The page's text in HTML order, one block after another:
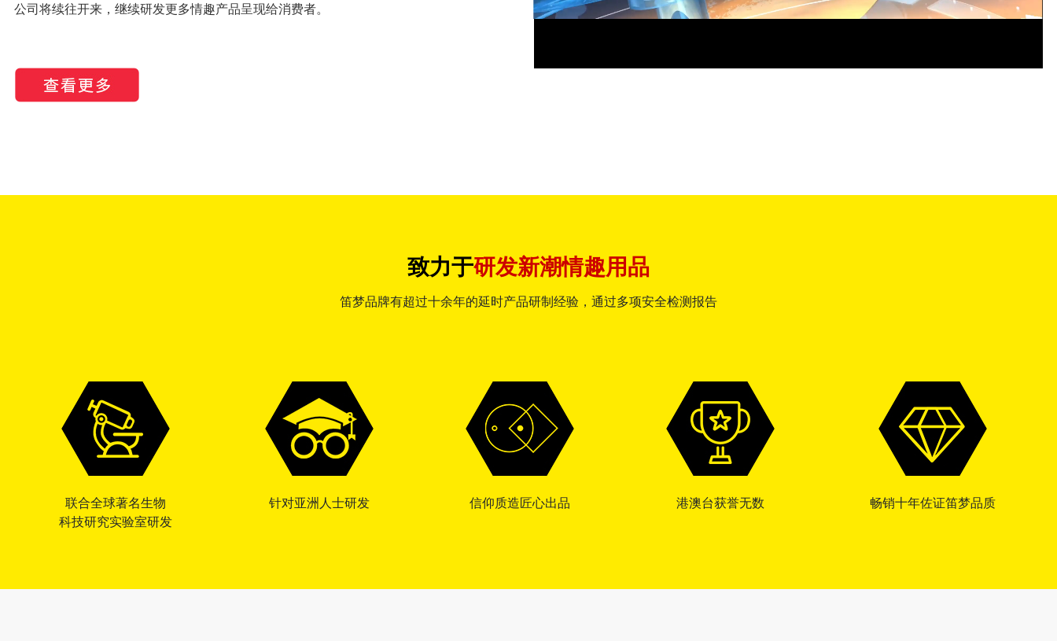
公司将续往开来，继续研发更多情趣产品呈现给消费者。
致力于研发新潮情趣用品
笛梦品牌有超过十余年的延时产品研制经验，通过多项安全检测报告
联合全球著名生物
科技研究实验室研发
针对亚洲人士研发 信仰质造匠心出品 港澳台获誉无数 畅销十年佐证笛梦品质